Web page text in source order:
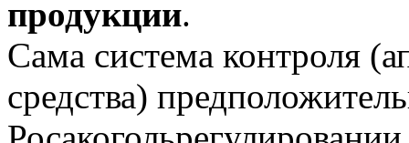
продукции.
Сама система контроля
средства)